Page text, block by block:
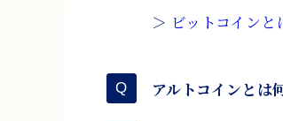
＞ ビットコインと
アルトコインとは